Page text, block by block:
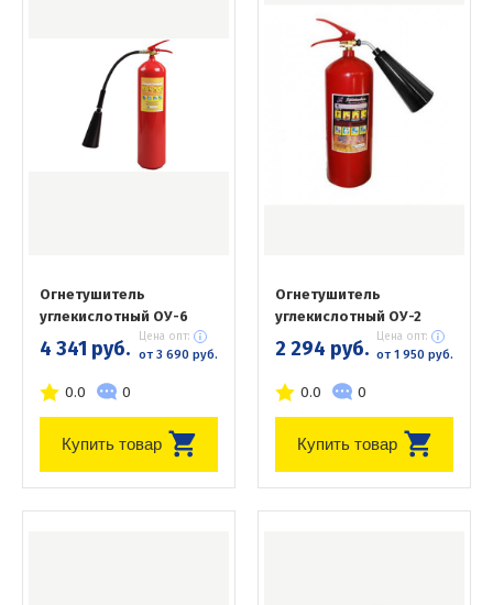
Огнетушитель
углекислотный ОУ-6
4 341 руб. Цена опт:
от 3 690 руб.
0.0 0
Купить товар
Огнетушитель
углекислотный ОУ-2
2 294 руб. Цена опт:
от 1 950 руб.
0.0 0
Купить товар